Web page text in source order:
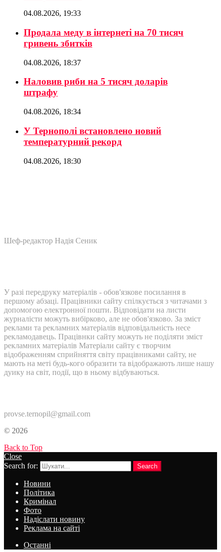
04.08.2026, 19:33
Продала меду в інтернеті на 70 тисяч
гривень збитків
04.08.2026, 18:37
Наловив риби на 5 тисяч доларів
штрафу
04.08.2026, 18:34
У Тернополі встановлено новий
температурний рекорд
04.08.2026, 18:30
Шеф-редактор Надія Сеник
У разі передруку матеріалів - обов'язкове посилання в
першому абзаці. Працівники сайту спілкується з читачами з
допомогою електронної пошти. Відповідати на листи
журналісти можуть вибірково, але не обов'язково. За зміст
реклами та рекламних матеріалів відповідальність несе
рекламодавець. Працівнки сайту можуть не поділяти зміст
рекламних матеріалів Матеріали сайту є творчим
відображенням сприйняття світу працівниками сайту, не
мають на меті будь-кого образити та відображають лише нашу
дуику на світ, події, що в ньому відбуваються.
provse.ternopil@gmail.com
© 2026
Back to Top
Close
Search for:
Search
Новини
Політика
Кримінал
Фото
Надіслати новину
Реклама на сайті
Останні